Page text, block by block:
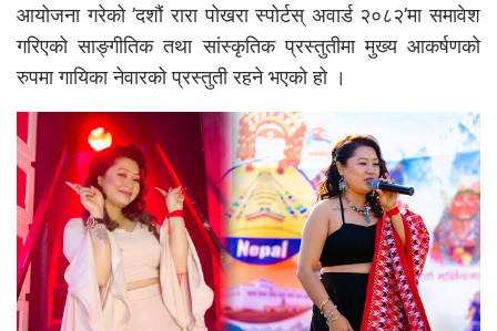
आयोजना गरेको ’दशौं रारा पोखरा स्पोर्टस् अवार्ड २०८२’मा समावेश
गरिएको साङ्गीतिक तथा सांस्कृतिक प्रस्तुतीमा मुख्य आकर्षणको
रुपमा गायिका नेवारको प्रस्तुती रहने भएको हो ।